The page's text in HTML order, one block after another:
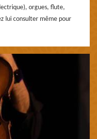
orgues, flute,
lui consulter même pour